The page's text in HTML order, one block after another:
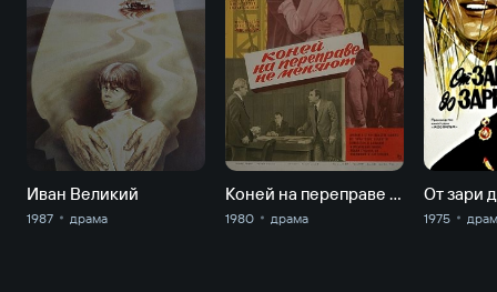
Иван Великий
1987 драма
Коней на переправе не меняют
1980 драма
От зари
1975